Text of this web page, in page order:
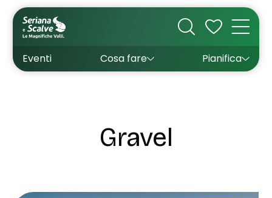
Eventi Cosa fare
Cultura
Outdoor
Pianifica
Dove dormire
Come arrivare
Come muoversi
Wishlist
Gravel